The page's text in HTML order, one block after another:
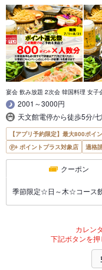
宴会 飲み放題 2次会 韓国料理 女子
2001～3000円
天文館電停から徒歩5分/
【アプリ予約限定】最大800ポイ
ポイントプラス対象店
適格
クーポン
季節限定☆日～木☆コース
カレン
下記ボタンを押